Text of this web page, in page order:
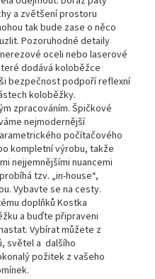
a zvětšení prostoru
tak bude zase o něco
Pozoruhodné detaily
oceli nebo laserové
dodává koloběžce
bezpečnost podpoří reflexní
koloběžky.
zpracováním. Špičkové
nejmodernější
počítačového
kompletní výrobu, takže
nejjemnějšími nuancemi
tzv. „in-house“,
Vybavte se na cesty.
doplňků Kostka
a buďte připraveni
Vybírat můžete z
světel a dalšího
požitek z vašeho